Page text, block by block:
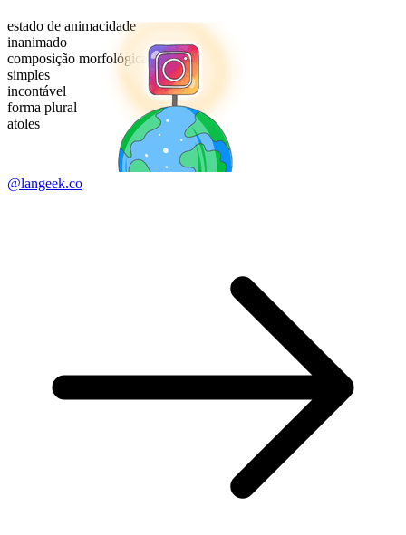
estado de animacidade
inanimado
composição morfológica
simples
incontável
forma plural
atoles
@langeek.co